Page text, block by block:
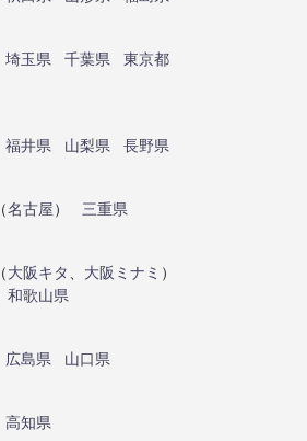
埼玉県 千葉県
東京都
福井県 山梨県
長野県
（名古屋）
三重県
（大阪キタ 大阪ミナミ ）
和歌山県
広島県
山口県
高知県